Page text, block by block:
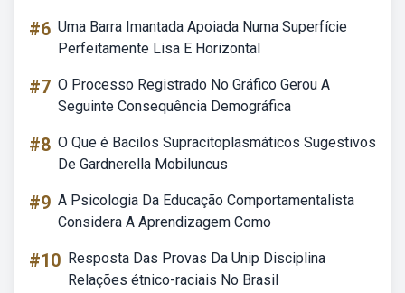
#6 Uma Barra Imantada Apoiada Numa Superfície
Perfeitamente Lisa E Horizontal
#7 O Processo Registrado No Gráfico Gerou A
Seguinte Consequência Demográfica
#8 O Que é Bacilos Supracitoplasmáticos Sugestivos
De Gardnerella Mobiluncus
#9 A Psicologia Da Educação Comportamentalista
Considera A Aprendizagem Como
#10 Resposta Das Provas Da Unip Disciplina
Relações étnico-raciais No Brasil